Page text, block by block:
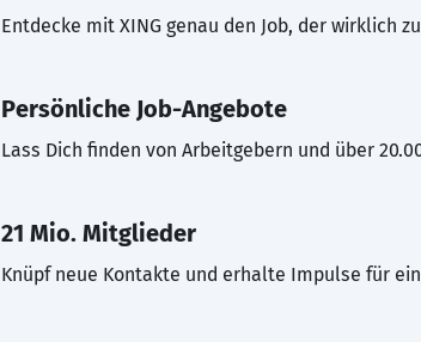
Entdecke mit XING genau den Job, der wirklich
Persönliche Job-Angebote
Lass Dich finden von Arbeitgebern und über
21 Mio. Mitglieder
Knüpf neue Kontakte und erhalte Impulse für